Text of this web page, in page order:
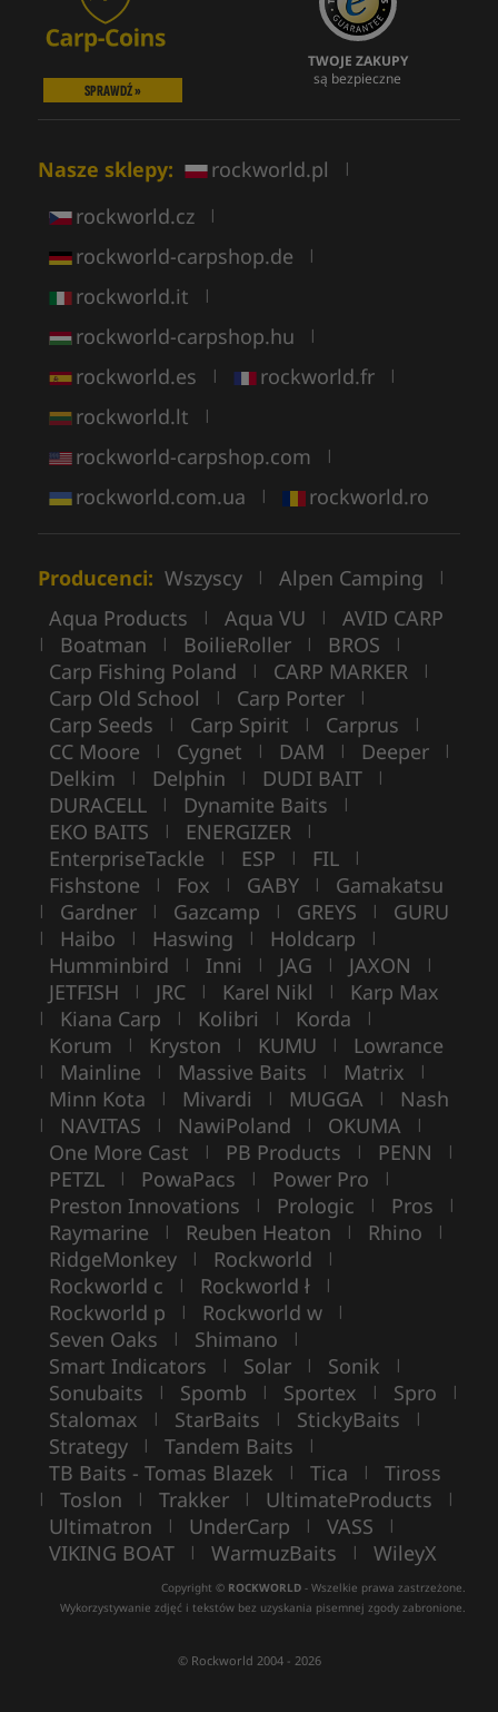
SPRAWDŹ »
TWOJE ZAKUPY
są bezpieczne
Nasze sklepy: rockworld.pl |
rockworld.cz |
rockworld-carpshop.de |
rockworld.it |
rockworld-carpshop.hu |
rockworld.es | rockworld.fr |
rockworld.lt |
rockworld-carpshop.com |
rockworld.com.ua | rockworld.ro
Producenci: Wszyscy | Alpen Camping |
Aqua Products | Aqua VU | AVID CARP
| Boatman | BoilieRoller | BROS |
Carp Fishing Poland | CARP MARKER |
Carp Old School | Carp Porter |
Carp Seeds | Carp Spirit | Carprus |
CC Moore | Cygnet | DAM | Deeper |
Delkim | Delphin | DUDI BAIT |
DURACELL | Dynamite Baits |
EKO BAITS | ENERGIZER |
EnterpriseTackle | ESP | FIL |
Fishstone | Fox | GABY | Gamakatsu
| Gardner | Gazcamp | GREYS | GURU
| Haibo | Haswing | Holdcarp |
Humminbird | Inni | JAG | JAXON |
JETFISH | JRC | Karel Nikl | Karp Max
| Kiana Carp | Kolibri | Korda |
Korum | Kryston | KUMU | Lowrance
| Mainline | Massive Baits | Matrix |
Minn Kota | Mivardi | MUGGA | Nash
| NAVITAS | NawiPoland | OKUMA |
One More Cast | PB Products | PENN |
PETZL | PowaPacs | Power Pro |
Preston Innovations | Prologic | Pros |
Raymarine | Reuben Heaton | Rhino |
RidgeMonkey | Rockworld |
Rockworld c | Rockworld ł |
Rockworld p | Rockworld w |
Seven Oaks | Shimano |
Smart Indicators | Solar | Sonik |
Sonubaits | Spomb | Sportex | Spro |
Stalomax | StarBaits | StickyBaits |
Strategy | Tandem Baits |
TB Baits - Tomas Blazek | Tica | Tiross
| Toslon | Trakker | UltimateProducts |
Ultimatron | UnderCarp | VASS |
VIKING BOAT | WarmuzBaits | WileyX
Copyright © ROCKWORLD - Wszelkie prawa zastrzeżone.
Wykorzystywanie zdjęć i tekstów bez uzyskania pisemnej zgody zabronione.
© Rockworld 2004 - 2026